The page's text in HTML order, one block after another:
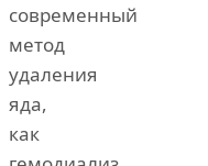
современный
метод
удаления
яда,
как